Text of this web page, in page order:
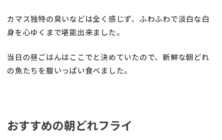
カマス独特の臭いなどは全く感じず、ふわふわで淡白な白
身を心ゆくまで堪能出来ました。
当日の昼ごはんはここでと決めていたので、新鮮な朝どれ
の魚たちを腹いっぱい食べました。
おすすめの朝どれフライ